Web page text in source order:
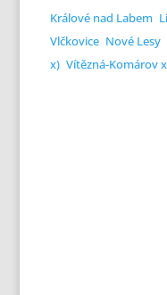
Králové nad Labem
Vlčkovice Nové Lesy
x) Vítězná-Komárov